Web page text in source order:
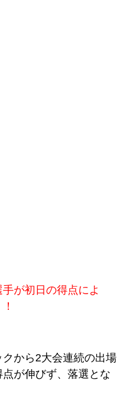
が初日の得点によ
から2大会連続の出場
が伸びず、落選とな